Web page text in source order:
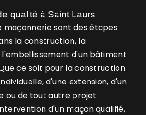
qualité à Saint Laurs
maçonnerie sont des étapes
la construction, la
d'un bâtiment
ce soit pour la construction
d'une extension, d'un
ou de tout autre projet
d'un maçon qualifié,